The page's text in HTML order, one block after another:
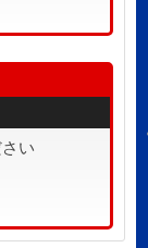
い